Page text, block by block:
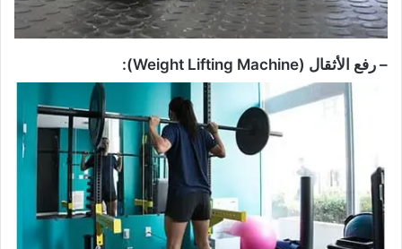
– رفع الأثقال (Weight Lifting Machine):